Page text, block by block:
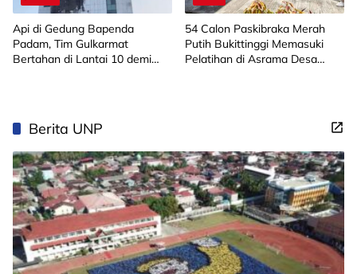
Api di Gedung Bapenda
Padam, Tim Gulkarmat
Bertahan di Lantai 10 demi
‎54 Calon Paskibraka Merah
Putih Bukittinggi Memasuki
Pelatihan di Asrama Desa
Berita UNP